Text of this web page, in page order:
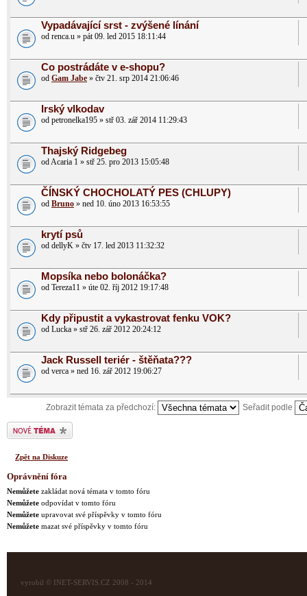
Vypadávající srst - zvýšené línání
od renca.u » pát 09. led 2015 18:11:44
Co postrádáte v e-shopu?
od Gam Jabe » čtv 21. srp 2014 21:06:46
Irský vlkodav
od petronelka195 » stř 03. zář 2014 11:29:43
Thajský Ridgebeg
od Acaria 1 » stř 25. pro 2013 15:05:48
ČÍNSKÝ CHOCHOLATÝ PES (CHLUPY)
od Bruno » ned 10. úno 2013 16:53:55
krytí psů
od dellyK » čtv 17. led 2013 11:32:32
Mopsíka nebo bolonáčka?
od Tereza11 » úte 02. říj 2012 19:17:48
Kdy připustit a vykastrovat fenku VOK?
od Lucka » stř 26. zář 2012 20:24:12
Jack Russell teriér - štěňata???
od verca » ned 16. zář 2012 19:06:27
Zobrazit témata za předchozí: Seřadit podle
Odeslat nové téma
Zpět na Diskuze
Oprávnění fóra
Nemůžete zakládat nová témata v tomto fóru
Nemůžete odpovídat v tomto fóru
Nemůžete upravovat své příspěvky v tomto fóru
Nemůžete mazat své příspěvky v tomto fóru
vyrobil © INET-SERVIS.CZ 2008 - 2014